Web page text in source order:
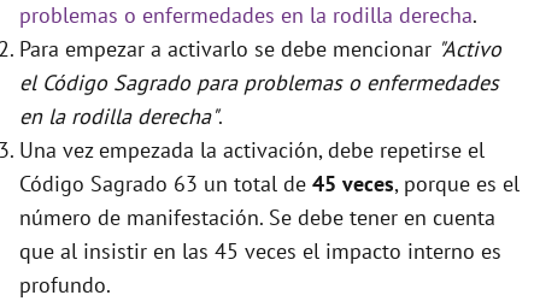
problemas o enfermedades en la rodilla derecha.
Para empezar a activarlo se debe mencionar "Activo
el Código Sagrado para problemas o enfermedades
en la rodilla derecha".
Una vez empezada la activación, debe repetirse el
Código Sagrado 63 un total de 45 veces, porque es el
número de manifestación. Se debe tener en cuenta
que al insistir en las 45 veces el impacto interno es
profundo.